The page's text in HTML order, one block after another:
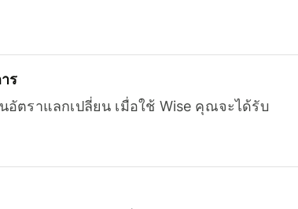
ร
อัตราแลกเปลี่ยน เมื่อใช้ Wise คุณจะได้รับ